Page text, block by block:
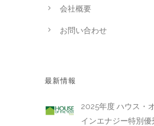
会社概要
お問い合わせ
最新情報
2025年度 ハウス・
インエナジー特別優